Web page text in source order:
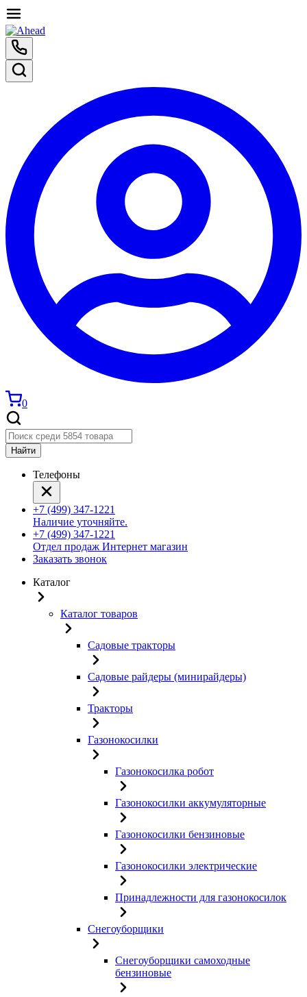
0
Найти
Телефоны
+7 (499) 347-1221
Наличие уточняйте.
+7 (499) 347-1221
Отдел продаж Интернет магазин
Заказать звонок
Каталог
Каталог товаров
Садовые тракторы
Садовые райдеры (минирайдеры)
Тракторы
Газонокосилки
Газонокосилка робот
Газонокосилки аккумуляторные
Газонокосилки бензиновые
Газонокосилки электрические
Принадлежности для газонокосилок
Снегоуборщики
Снегоуборщики самоходные
бензиновые